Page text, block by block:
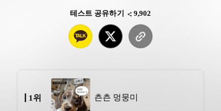
테스트 공유하기 9,902
1위 츤츤 멍뭉미